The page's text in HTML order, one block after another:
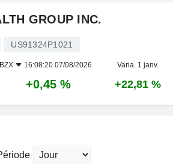
GROUP INC.
US91324P1021
16:08:20 07/08/2026 Varia. 1 janv.
+0,45 % +22,81 %